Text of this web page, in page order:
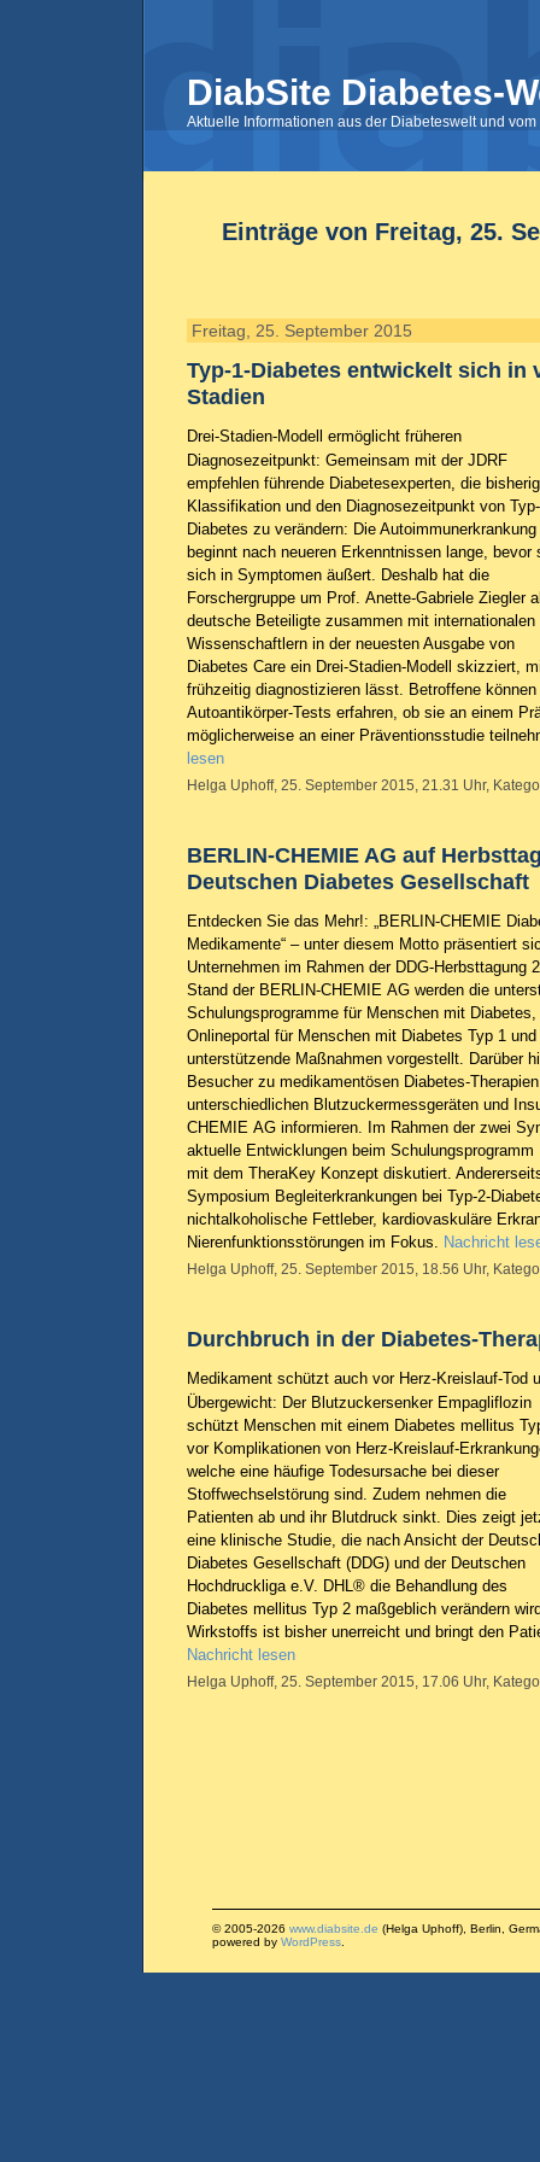
DiabSite Diabetes-
Aktuelle Informationen aus der Diabeteswelt und
Einträge von Freitag, 25.
Freitag, 25. September 2015
Typ-1-Diabetes entwickelt sich in
Stadien
Drei-Stadien-Modell ermöglicht früheren
Diagnosezeitpunkt: Gemeinsam mit der JDRF
empfehlen führende Diabetesexperten, die
Klassifikation und den Diagnosezeitpunkt von
Diabetes zu verändern: Die Autoimmunerkrankung
beginnt nach neueren Erkenntnissen lange, bevor
sich in Symptomen äußert. Deshalb hat die
Forschergruppe um Prof. Anette-Gabriele Ziegler
deutsche Beteiligte zusammen mit internationalen
Wissenschaftlern in der neuesten Ausgabe von
Diabetes Care ein Drei-Stadien-Modell skizziert,
frühzeitig diagnostizieren lässt. Betroffene
Autoantikörper-Tests erfahren, ob sie an einem
möglicherweise an einer Präventionsstudie
lesen
Helga Uphoff, 25. September 2015, 21.31 Uhr,
BERLIN-CHEMIE AG auf
Deutschen Diabetes Gesellschaft
Entdecken Sie das Mehr!: „BERLIN-CHEMIE
Medikamente“ – unter diesem Motto präsentiert
Unternehmen im Rahmen der DDG-Herbsttagung
Stand der BERLIN-CHEMIE AG werden die
Schulungsprogramme für Menschen mit
Onlineportal für Menschen mit Diabetes Typ 1
unterstützende Maßnahmen vorgestellt. Darüber
Besucher zu medikamentösen Diabetes-
unterschiedlichen Blutzuckermessgeräten und
CHEMIE AG informieren. Im Rahmen der zwei
aktuelle Entwicklungen beim
mit dem TheraKey Konzept diskutiert.
Symposium Begleiterkrankungen bei Typ-2-
nichtalkoholische Fettleber, kardiovaskuläre
Nierenfunktionsstörungen im Fokus. Nachricht
Helga Uphoff, 25. September 2015, 18.56 Uhr,
Durchbruch in der Diabetes-
Medikament schützt auch vor Herz-Kreislauf-Tod
Übergewicht: Der Blutzuckersenker Empagliflozin
schützt Menschen mit einem Diabetes mellitus
vor Komplikationen von Herz-Kreislauf-
welche eine häufige Todesursache bei dieser
Stoffwechselstörung sind. Zudem nehmen die
Patienten ab und ihr Blutdruck sinkt. Dies zeigt
eine klinische Studie, die nach Ansicht der
Diabetes Gesellschaft (DDG) und der Deutschen
Hochdruckliga e.V. DHL® die Behandlung des
Diabetes mellitus Typ 2 maßgeblich verändern
Wirkstoffs ist bisher unerreicht und bringt den
Nachricht lesen
Helga Uphoff, 25. September 2015, 17.06 Uhr,
© 2005-2026 www.diabsite.de (Helga Uphoff), Berlin,
powered by WordPress.